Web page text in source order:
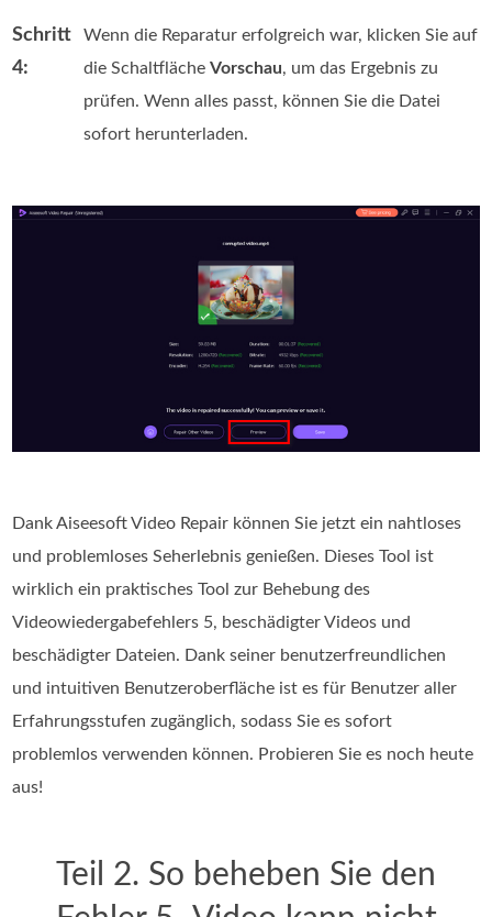
Schritt
4:
Wenn die Reparatur erfolgreich war, klicken Sie auf
die SchaltflächeVorschau, um das Ergebnis zu
prüfen. Wenn alles passt, können Sie die Datei
sofort herunterladen.
Dank Aiseesoft Video Repair können Sie jetzt ein nahtloses
und problemloses Seherlebnis genießen. Dieses Tool ist
wirklich ein praktisches Tool zur Behebung des
Videowiedergabefehlers 5, beschädigter Videos und
beschädigter Dateien. Dank seiner benutzerfreundlichen
und intuitiven Benutzeroberfläche ist es für Benutzer aller
Erfahrungsstufen zugänglich, sodass Sie es sofort
problemlos verwenden können. Probieren Sie es noch heute
aus!
Teil 2. So beheben Sie den